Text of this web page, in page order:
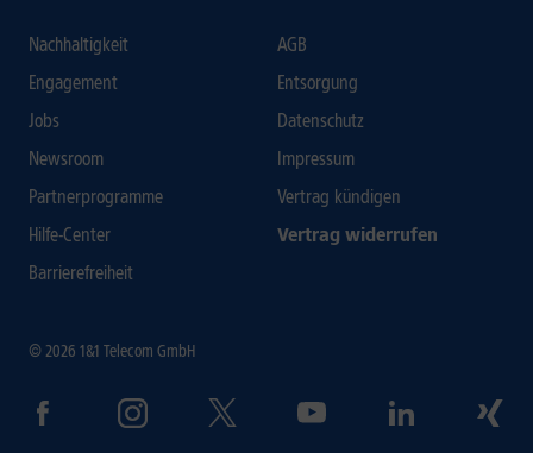
Nachhaltigkeit
Engagement
Jobs
Newsroom
Partnerprogramme
Hilfe-Center
Barrierefreiheit
AGB
Entsorgung
Datenschutz
Impressum
Vertrag kündigen
Vertrag widerrufen
© 2026 1&1 Telecom GmbH